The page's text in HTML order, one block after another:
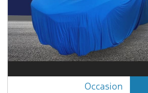
Occasion